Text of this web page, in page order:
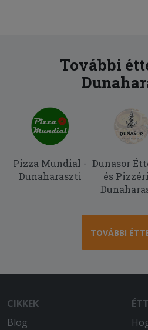
kíványcsiság volt,
tartalom, amely finom
Köszönjük a
További
Pizza Mundial -
Dunaharaszti
Dunasor
és
TOVÁBBI
CIKKEK
Blog